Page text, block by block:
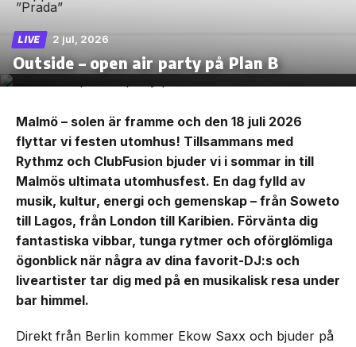
LIVE 2 jul, 2026
Outside – open air party på Plan B
Malmö – solen är framme och den 18 juli 2026
flyttar vi festen utomhus! Tillsammans med
Rythmz och ClubFusion bjuder vi i sommar in till
Malmös ultimata utomhusfest. En dag fylld av
musik, kultur, energi och gemenskap – från Soweto
till Lagos, från London till Karibien. Förvänta dig
fantastiska vibbar, tunga rytmer och oförglömliga
ögonblick när några av dina favorit-DJ:s och
liveartister tar dig med på en musikalisk resa under
bar himmel.
Direkt från Berlin kommer Ekow Saxx och bjuder på